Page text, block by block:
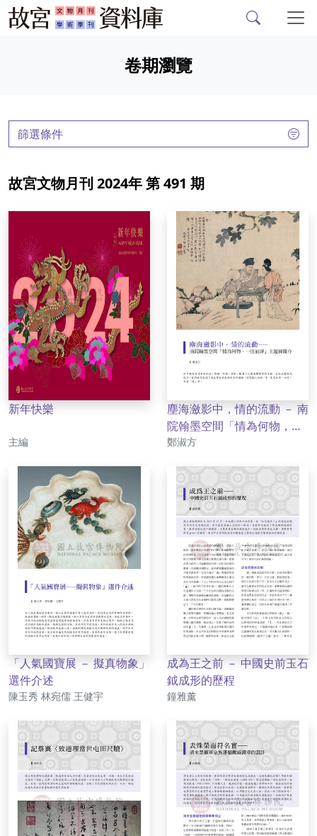
故宮文物月刊、故宮學
卷期瀏覽
篩選條件
故宮文物月刊 2024年 第 491 期
新年快樂
作者
主編
塵海瀲影中，情的流動 － 南
院翰墨空間「情為何物，一
往而深」主題展簡介
作者
鄭淑方
「人氣國寶展 － 擬真物象」
選件介述
作者
陳玉秀 林宛儒 王健宇
成為王之前 － 中國史前玉石
鉞成形的歷程
作者
鐘雅薰